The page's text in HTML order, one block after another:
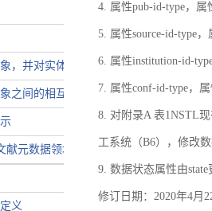
，并对实体对象命名
之间的相互关系，定义实体对象之间的
献元数据领域模型的验证
义
4. 属性pub-id-type，属
5. 属性source-id-type
6. 属性institution-id-
7. 属性conf-id-type，
8. 对附录A 表1NSTL
工系统（B6），修改
9. 数据状态属性由state
修订日期：2020年4月